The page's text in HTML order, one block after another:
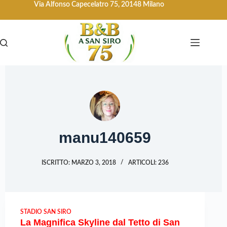
Via Alfonso Capecelatro 75, 20148 Milano
manu140659
ISCRITTO: MARZO 3, 2018 ARTICOLI: 236
STADIO SAN SIRO
La Magnifica Skyline dal Tetto di San